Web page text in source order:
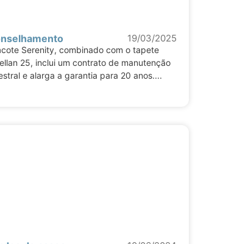
19/03/2025
Serenity, combinado com o tapete
25, inclui um contrato de manutenção
e alarga a garantia para 20 anos....